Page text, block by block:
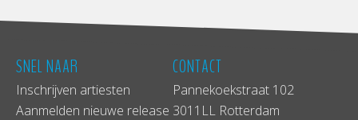
SNEL NAAR
Inschrijven artiesten
Aanmelden nieuwe release
CONTACT
Pannekoekstraat 102
3011LL Rotterdam